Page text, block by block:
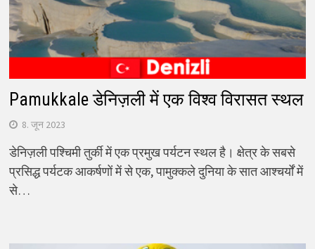
Pamukkale डेनिज़ली में एक विश्व विरासत स्थल
8. जून 2023
डेनिज़ली पश्चिमी तुर्की में एक प्रमुख पर्यटन स्थल है। क्षेत्र के सबसे
प्रसिद्ध पर्यटक आकर्षणों में से एक, पामुक्कले दुनिया के सात आश्चर्यों में
से…